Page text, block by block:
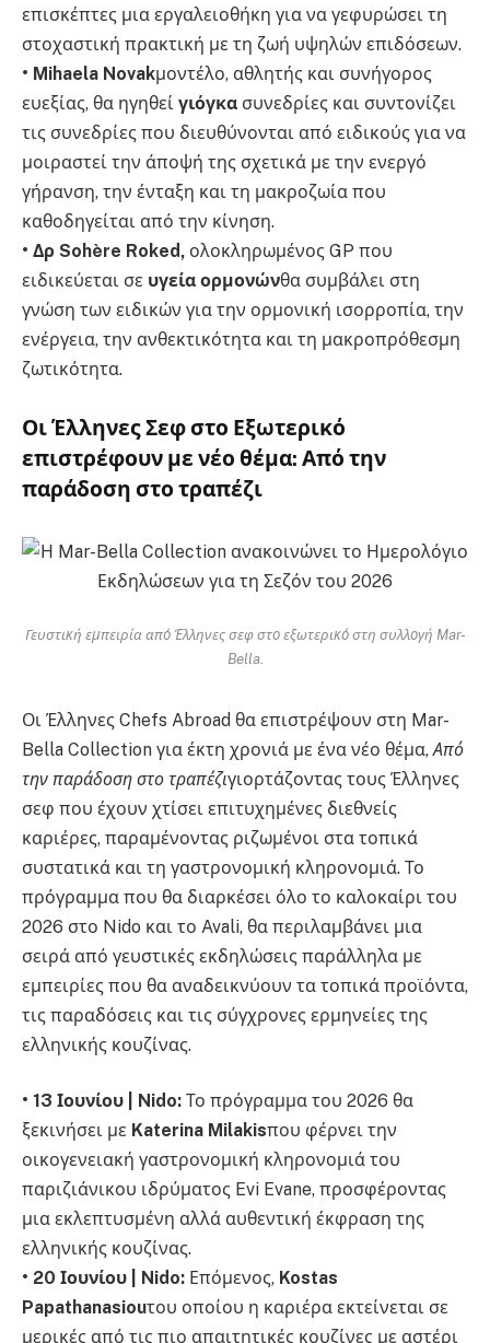
επισκέπτες μια εργαλειοθήκη για να γεφυρώσει τη
στοχαστική πρακτική με τη ζωή υψηλών επιδόσεων.
• Mihaela Novakμοντέλο, αθλητής και συνήγορος
ευεξίας, θα ηγηθεί γιόγκα συνεδρίες και συντονίζει
τις συνεδρίες που διευθύνονται από ειδικούς για να
μοιραστεί την άποψή της σχετικά με την ενεργό
γήρανση, την ένταξη και τη μακροζωία που
καθοδηγείται από την κίνηση.
• Δρ Sohère Roked, ολοκληρωμένος GP που
ειδικεύεται σε υγεία ορμονώνθα συμβάλει στη
γνώση των ειδικών για την ορμονική ισορροπία, την
ενέργεια, την ανθεκτικότητα και τη μακροπρόθεσμη
ζωτικότητα.
Οι Έλληνες Σεφ στο Εξωτερικό
επιστρέφουν με νέο θέμα: Από την
παράδοση στο τραπέζι
Γευστική εμπειρία από Έλληνες σεφ στο εξωτερικό στη συλλογή Mar-
Bella.
Οι Έλληνες Chefs Abroad θα επιστρέψουν στη Mar-
Bella Collection για έκτη χρονιά με ένα νέο θέμα,Από
την παράδοση στο τραπέζιγιορτάζοντας τους Έλληνες
σεφ που έχουν χτίσει επιτυχημένες διεθνείς
καριέρες, παραμένοντας ριζωμένοι στα τοπικά
συστατικά και τη γαστρονομική κληρονομιά. Το
πρόγραμμα που θα διαρκέσει όλο το καλοκαίρι του
2026 στο Nido και το Avali, θα περιλαμβάνει μια
σειρά από γευστικές εκδηλώσεις παράλληλα με
εμπειρίες που θα αναδεικνύουν τα τοπικά προϊόντα,
τις παραδόσεις και τις σύγχρονες ερμηνείες της
ελληνικής κουζίνας.
• 13 Ιουνίου | Nido: Το πρόγραμμα του 2026 θα
ξεκινήσει με Katerina Milakisπου φέρνει την
οικογενειακή γαστρονομική κληρονομιά του
παριζιάνικου ιδρύματος Evi Evane, προσφέροντας
μια εκλεπτυσμένη αλλά αυθεντική έκφραση της
ελληνικής κουζίνας.
• 20 Ιουνίου | Nido: Επόμενος, Kostas
Papathanasiouτου οποίου η καριέρα εκτείνεται σε
μερικές από τις πιο απαιτητικές κουζίνες με αστέρι